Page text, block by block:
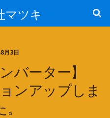
マツキ
月3日
バーター】
ンアップしま